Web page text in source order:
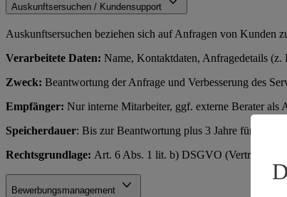
Auskunftsersuchen / Kundensupport
Auskunftsersuchen beziehen sich auf Anfragen von Kunden
Verarbeitete Daten: Name, Kontaktdaten, Anfragedetails (z.
Zweck: Beantwortung der Anfrage und Verbesserung des
Empfänger: Nur interne Mitarbeiter, ggf. externe Berater als
Speicherdauer: Bis zur Beantwortung plus 3 Jahre für
Rechtsgrundlage: Art. 6 Abs. 1 lit. b) DSGVO
Bewerbungsmanagement